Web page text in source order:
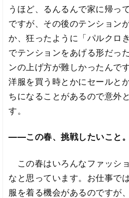
うほど、るんるんで家に帰っ
ですが、その後のテンション
か、狂ったように「パルクロ
でテンションをあげる形だっ
ンの上げ方が難しかったんで
洋服を買う時とかにセールと
ちになることがあるので意外
す。
――この春、挑戦したいこと
この春はいろんなファッシ
なと思っています。お仕事で
服を着る機会があるのですが